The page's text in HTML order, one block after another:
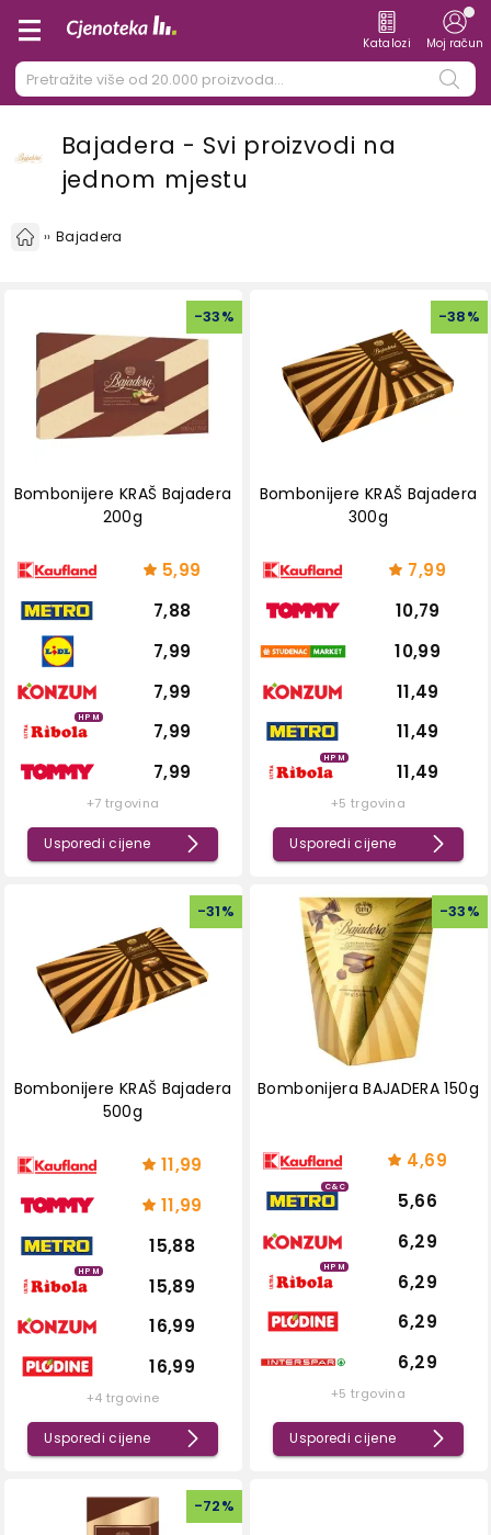
Katalozi Moj račun
Bajadera - Svi proizvodi na
jednom mjestu
Bajadera
-33%
Bombonijere KRAŠ Bajadera
200g
5,99
7,88
7,99
7,99
HPM
7,99
7,99
+7 trgovina
Usporedi cijene
-38%
Bombonijere KRAŠ Bajadera
300g
7,99
10,79
10,99
11,49
11,49
HPM
11,49
+5 trgovina
Usporedi cijene
-31%
Bombonijere KRAŠ Bajadera
500g
11,99
11,99
15,88
HPM
15,89
16,99
16,99
+4 trgovine
Usporedi cijene
-33%
Bombonijera BAJADERA 150g
4,69
C&C
5,66
6,29
HPM
6,29
6,29
6,29
+5 trgovina
Usporedi cijene
-72%